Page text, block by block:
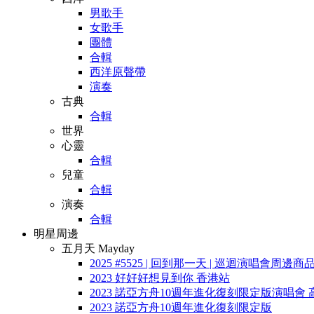
男歌手
女歌手
團體
合輯
西洋原聲帶
演奏
古典
合輯
世界
心靈
合輯
兒童
合輯
演奏
合輯
明星周邊
五月天 Mayday
2025 #5525 | 回到那一天 | 巡迴演唱會周邊商品
2023 好好好想見到你 香港站
2023 諾亞方舟10週年進化復刻限定版演唱會
2023 諾亞方舟10週年進化復刻限定版